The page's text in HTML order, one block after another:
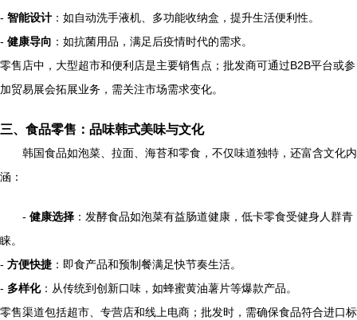
- 智能设计 ：如自动洗手液机、多功能收纳盒，提升生活便利性。
- 健康导向 ：如抗菌用品，满足后疫情时代的需求。
零售店中，大型超市和便利店是主要销售点；批发商可通过B2B平台或参
加贸易展会拓展业务，需关注市场需求变化。
三、食品零售：品味韩式美味与文化
韩国食品如泡菜、拉面、海苔和零食，不仅味道独特，还富含文化内
涵：
- 健康选择 ：发酵食品如泡菜有益肠道健康，低卡零食受健身人群青
睐。
- 方便快捷 ：即食产品和预制餐满足快节奏生活。
- 多样化：从传统到创新口味，如蜂蜜黄油薯片等爆款产品。
零售渠道包括超市、专营店和线上电商；批发时，需确保食品符合进口标